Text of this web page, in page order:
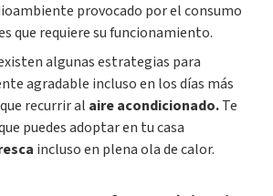
provocado por el consumo
que requiere su funcionamiento.
algunas estrategias para
agradable incluso en los días más
recurrir al aire acondicionado.Te
puedes adoptar en tu casa
incluso en plena ola de calor.